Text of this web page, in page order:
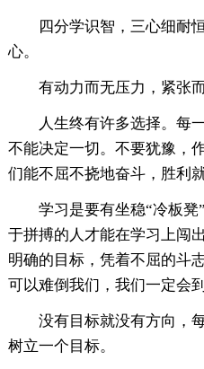
四分学识智，三心细耐
心。
有动力而无压力，紧张
人生终有许多选择。每
不能决定一切。不要犹豫，
们能不屈不挠地奋斗，胜利
学习是要有坐稳“冷板
于拼搏的人才能在学习上闯
明确的目标，凭着不屈的斗
可以难倒我们，我们一定会
没有目标就没有方向，
树立一个目标。